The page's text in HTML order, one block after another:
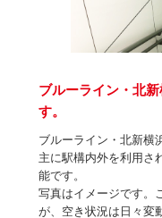
ブルーライン・北
す。
ブルーライン・北新横
主に駅構内外を利用さ
能です。
写真はイメージです。
が、空き状況は日々変